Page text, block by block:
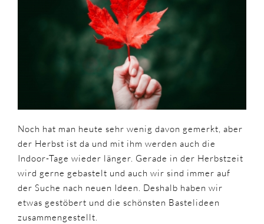
Noch hat man heute sehr wenig davon gemerkt, aber
der Herbst ist da und mit ihm werden auch die
Indoor-Tage wieder länger. Gerade in der Herbstzeit
wird gerne gebastelt und auch wir sind immer auf
der Suche nach neuen Ideen. Deshalb haben wir
etwas gestöbert und die schönsten Bastelideen
zusammengestellt.